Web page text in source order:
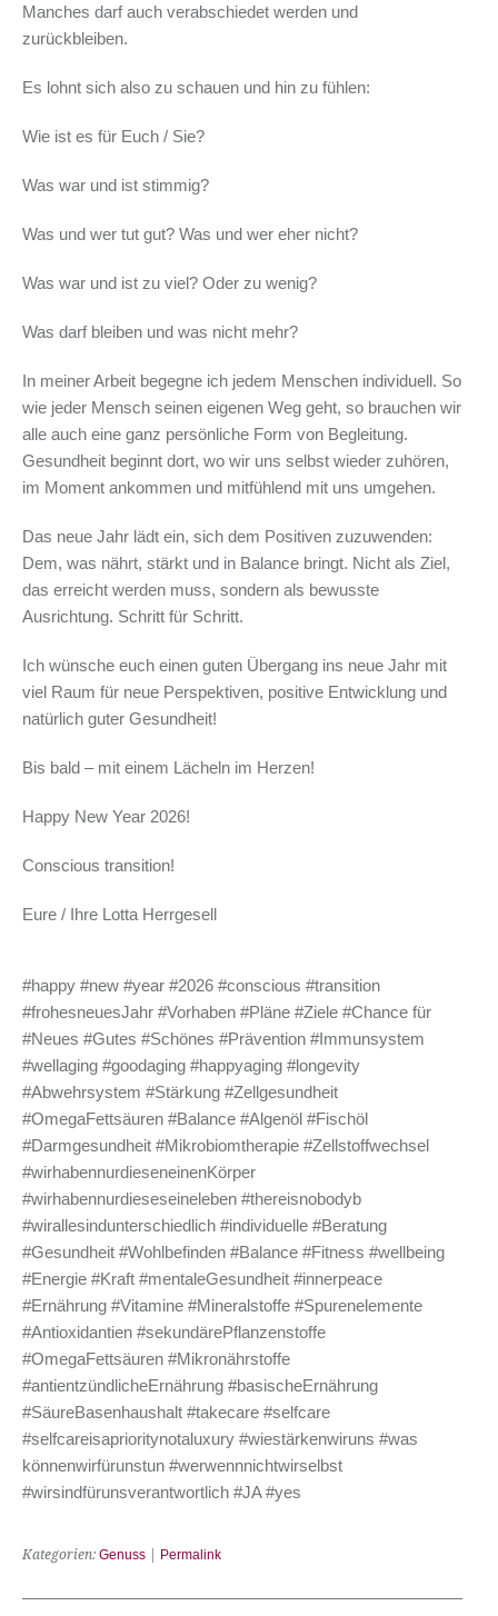
Manches darf auch verabschiedet werden und
zurückbleiben.
Es lohnt sich also zu schauen und hin zu fühlen:
Wie ist es für Euch / Sie?
Was war und ist stimmig?
Was und wer tut gut? Was und wer eher nicht?
Was war und ist zu viel? Oder zu wenig?
Was darf bleiben und was nicht mehr?
In meiner Arbeit begegne ich jedem Menschen individuell. So
wie jeder Mensch seinen eigenen Weg geht, so brauchen wir
alle auch eine ganz persönliche Form von Begleitung.
Gesundheit beginnt dort, wo wir uns selbst wieder zuhören,
im Moment ankommen und mitfühlend mit uns umgehen.
Das neue Jahr lädt ein, sich dem Positiven zuzuwenden:
Dem, was nährt, stärkt und in Balance bringt. Nicht als Ziel,
das erreicht werden muss, sondern als bewusste
Ausrichtung. Schritt für Schritt.
Ich wünsche euch einen guten Übergang ins neue Jahr mit
viel Raum für neue Perspektiven, positive Entwicklung und
natürlich guter Gesundheit!
Bis bald – mit einem Lächeln im Herzen!
Happy New Year 2026!
Conscious transition!
Eure / Ihre Lotta Herrgesell
#happy #new #year #2026 #conscious #transition
#frohesneuesJahr #Vorhaben #Pläne #Ziele #Chance für
#Neues #Gutes #Schönes #Prävention #Immunsystem
#wellaging #goodaging #happyaging #longevity
#Abwehrsystem #Stärkung #Zellgesundheit
#OmegaFettsäuren #Balance #Algenöl #Fischöl
#Darmgesundheit #Mikrobiomtherapie #Zellstoffwechsel
#wirhabennurdieseneinenKörper
#wirhabennurdieseseineleben #thereisnobodyb
#wirallesindunterschiedlich #individuelle #Beratung
#Gesundheit #Wohlbefinden #Balance #Fitness #wellbeing
#Energie #Kraft #mentaleGesundheit #innerpeace
#Ernährung #Vitamine #Mineralstoffe #Spurenelemente
#Antioxidantien #sekundärePflanzenstoffe
#OmegaFettsäuren #Mikronährstoffe
#antientzündlicheErnährung #basischeErnährung
#SäureBasenhaushalt #takecare #selfcare
#selfcareisaprioritynotaluxury #wiestärkenwiruns #was
könnenwirfürunstun #werwennnichtwirselbst
#wirsindfürunsverantwortlich #JA #yes
Kategorien: Genuss Permalink